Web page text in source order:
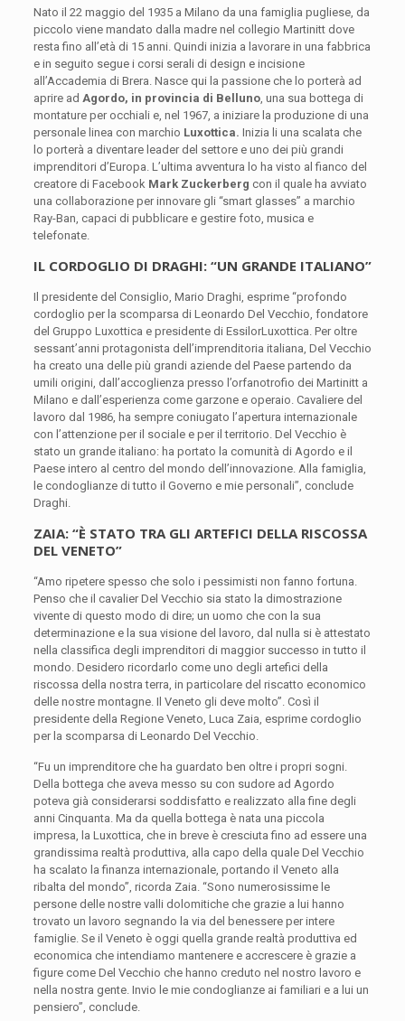
Nato il 22 maggio del 1935 a Milano da una famiglia pugliese, da
piccolo viene mandato dalla madre nel collegio Martinitt dove
resta fino all’età di 15 anni. Quindi inizia a lavorare in una fabbrica
e in seguito segue i corsi serali di design e incisione
all’Accademia di Brera. Nasce qui la passione che lo porterà ad
aprire ad Agordo, in provincia di Belluno, una sua bottega di
montature per occhiali e, nel 1967, a iniziare la produzione di una
personale linea con marchio Luxottica. Inizia li una scalata che
lo porterà a diventare leader del settore e uno dei più grandi
imprenditori d’Europa. L’ultima avventura lo ha visto al fianco del
creatore di Facebook Mark Zuckerberg con il quale ha avviato
una collaborazione per innovare gli “smart glasses” a marchio
Ray-Ban, capaci di pubblicare e gestire foto, musica e
telefonate.
IL CORDOGLIO DI DRAGHI: “UN GRANDE ITALIANO”
Il presidente del Consiglio, Mario Draghi, esprime “profondo
cordoglio per la scomparsa di Leonardo Del Vecchio, fondatore
del Gruppo Luxottica e presidente di EssilorLuxottica. Per oltre
sessant’anni protagonista dell’imprenditoria italiana, Del Vecchio
ha creato una delle più grandi aziende del Paese partendo da
umili origini, dall’accoglienza presso l’orfanotrofio dei Martinitt a
Milano e dall’esperienza come garzone e operaio. Cavaliere del
lavoro dal 1986, ha sempre coniugato l’apertura internazionale
con l’attenzione per il sociale e per il territorio. Del Vecchio è
stato un grande italiano: ha portato la comunità di Agordo e il
Paese intero al centro del mondo dell’innovazione. Alla famiglia,
le condoglianze di tutto il Governo e mie personali”, conclude
Draghi.
ZAIA: “È STATO TRA GLI ARTEFICI DELLA RISCOSSA
DEL VENETO”
“Amo ripetere spesso che solo i pessimisti non fanno fortuna.
Penso che il cavalier Del Vecchio sia stato la dimostrazione
vivente di questo modo di dire; un uomo che con la sua
determinazione e la sua visione del lavoro, dal nulla si è attestato
nella classifica degli imprenditori di maggior successo in tutto il
mondo. Desidero ricordarlo come uno degli artefici della
riscossa della nostra terra, in particolare del riscatto economico
delle nostre montagne. Il Veneto gli deve molto”. Così il
presidente della Regione Veneto, Luca Zaia, esprime cordoglio
per la scomparsa di Leonardo Del Vecchio.
“Fu un imprenditore che ha guardato ben oltre i propri sogni.
Della bottega che aveva messo su con sudore ad Agordo
poteva già considerarsi soddisfatto e realizzato alla fine degli
anni Cinquanta. Ma da quella bottega è nata una piccola
impresa, la Luxottica, che in breve è cresciuta fino ad essere una
grandissima realtà produttiva, alla capo della quale Del Vecchio
ha scalato la finanza internazionale, portando il Veneto alla
ribalta del mondo”, ricorda Zaia. “Sono numerosissime le
persone delle nostre valli dolomitiche che grazie a lui hanno
trovato un lavoro segnando la via del benessere per intere
famiglie. Se il Veneto è oggi quella grande realtà produttiva ed
economica che intendiamo mantenere e accrescere è grazie a
figure come Del Vecchio che hanno creduto nel nostro lavoro e
nella nostra gente. Invio le mie condoglianze ai familiari e a lui un
pensiero”, conclude.